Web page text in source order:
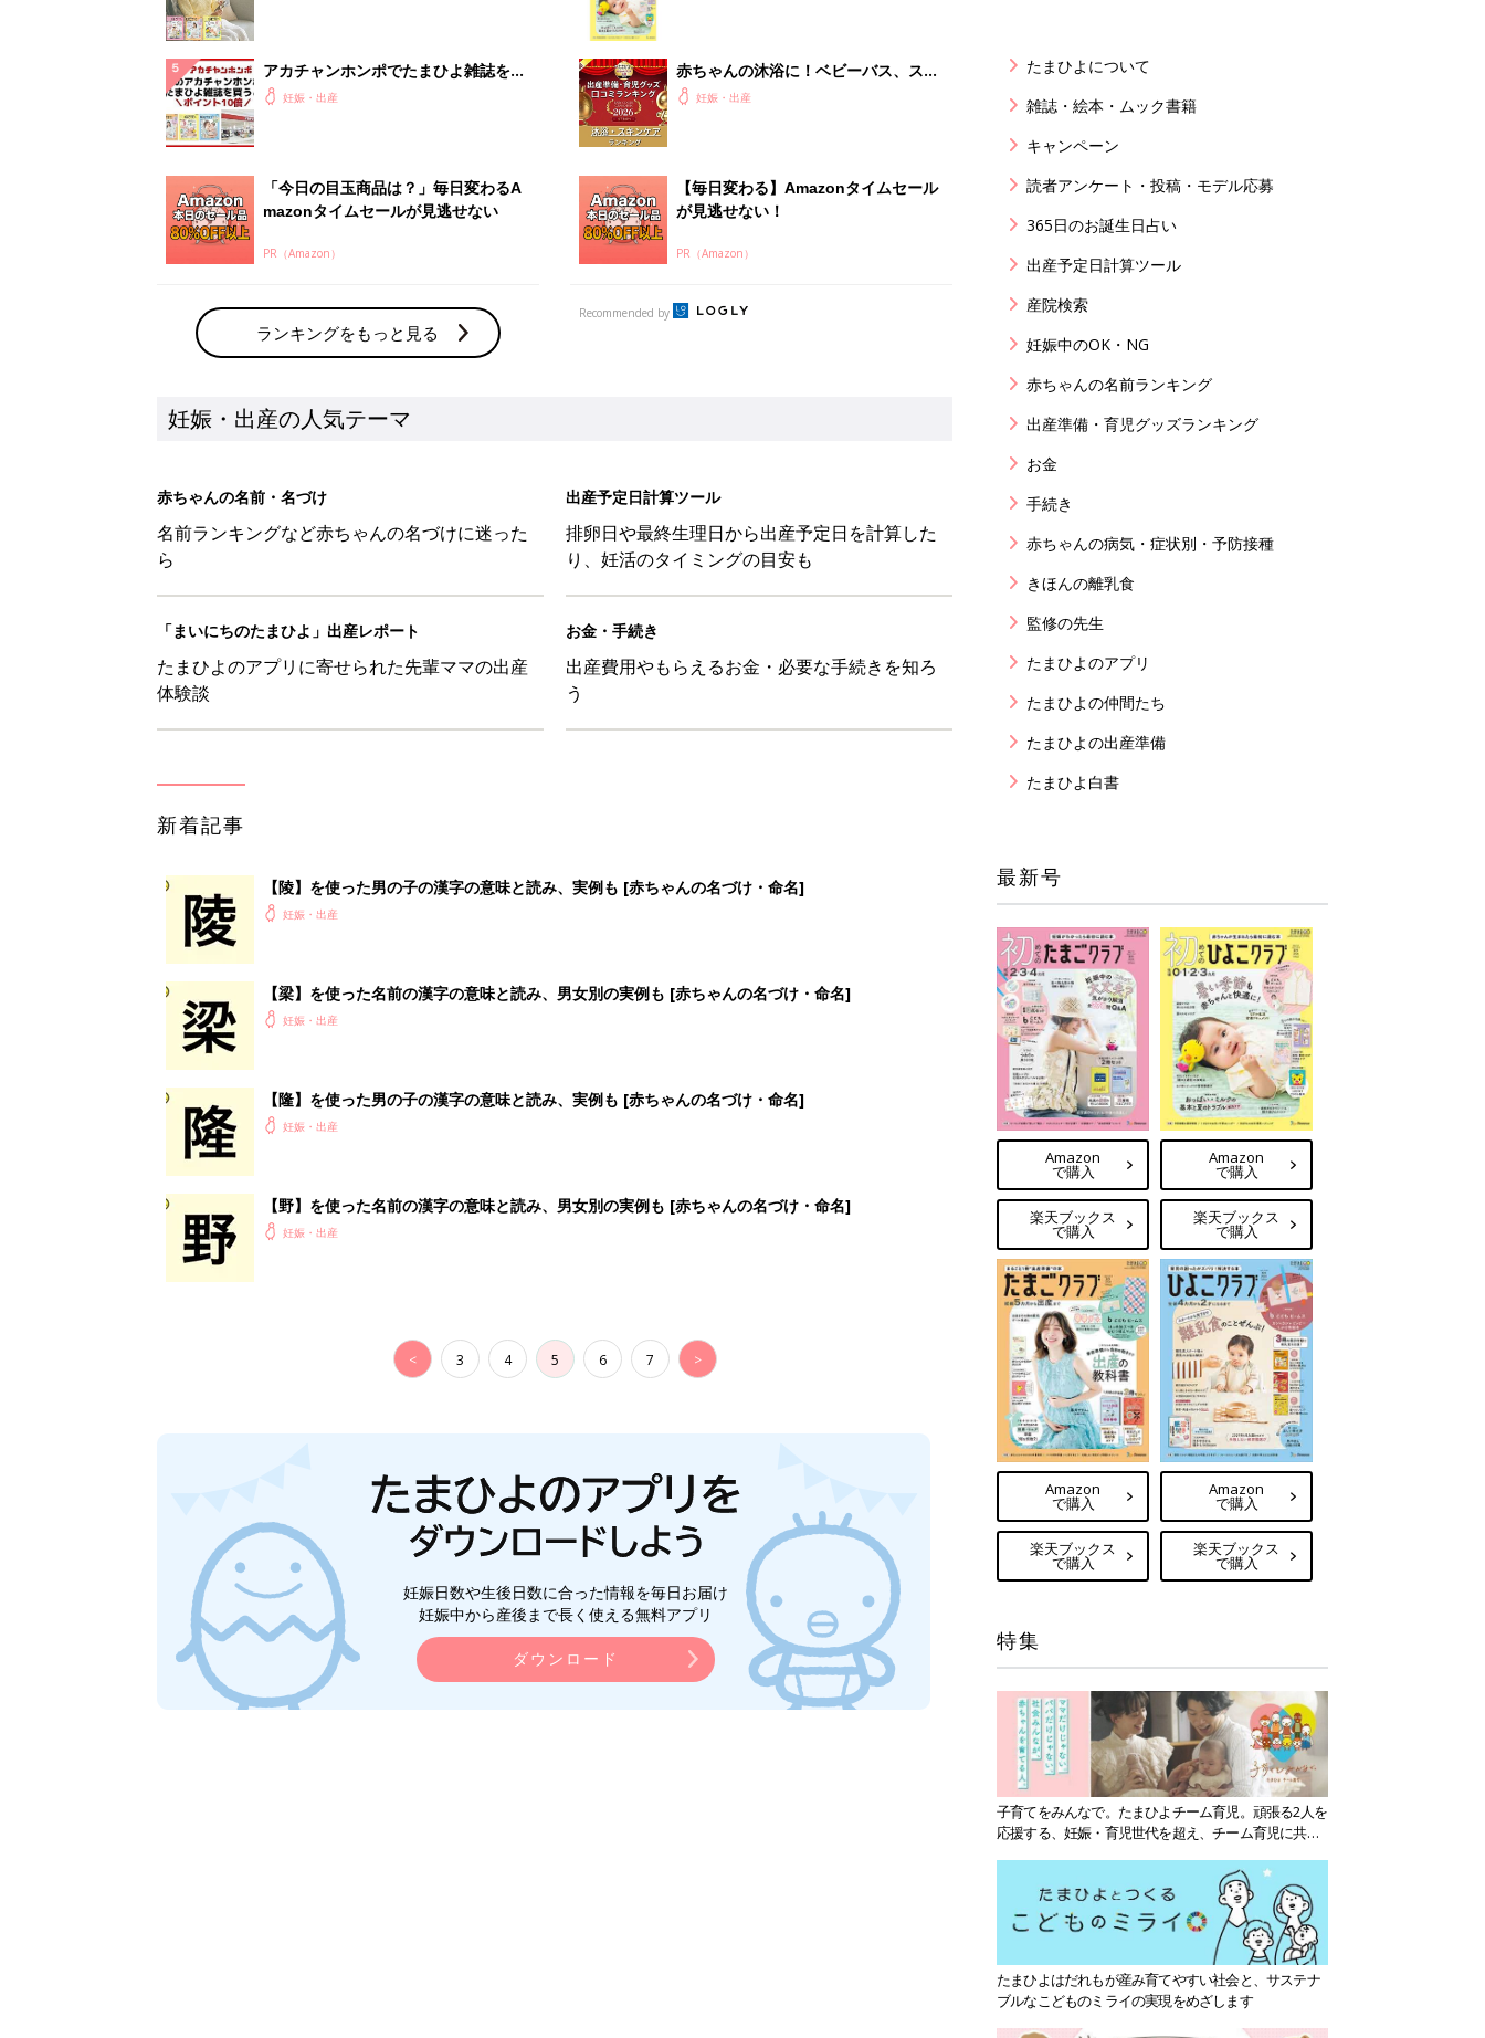
アカチャンホンポでたまひよ雑誌を買
うとポイント10倍【期間限定】
妊娠・出産
「今日の目玉商品は？」毎日変わるA
mazonタイムセールが見逃せない
PR（Amazon）
ランキングをもっと見る
赤ちゃんの沐浴に！ベビーバス、スキ
ンケアグッズ口コミ人気ランキング
妊娠・出産
【毎日変わる】Amazonタイムセール
が見逃せない！
PR（Amazon）
Recommended by
妊娠・出産の人気テーマ
赤ちゃんの名前・名づけ
名前ランキングなど赤ちゃんの名づけに迷った
ら
出産予定日計算ツール
排卵日や最終生理日から出産予定日を計算した
り、妊活のタイミングの目安も
「まいにちのたまひよ」出産レポート
たまひよのアプリに寄せられた先輩ママの出産
体験談
お金・手続き
出産費用やもらえるお金・必要な手続きを知ろ
う
新着記事
【陵】を使った男の子の漢字の意味と読み、実例も [赤ちゃんの名づけ・命名]
妊娠・出産
【梁】を使った名前の漢字の意味と読み、男女別の実例も [赤ちゃんの名づけ・命名]
妊娠・出産
【隆】を使った男の子の漢字の意味と読み、実例も [赤ちゃんの名づけ・命名]
妊娠・出産
【野】を使った名前の漢字の意味と読み、男女別の実例も [赤ちゃんの名づけ・命名]
妊娠・出産
< 3 4 5 6 7 >
妊娠日数や生後日数に合った情報を毎日お届け
妊娠中から産後まで長く使える無料アプリ
ダウンロード
たまひよについて
雑誌・絵本・ムック書籍
キャンペーン
読者アンケート・投稿・モデル応募
365日のお誕生日占い
出産予定日計算ツール
産院検索
妊娠中のOK・NG
赤ちゃんの名前ランキング
出産準備・育児グッズランキング
お金
手続き
赤ちゃんの病気・症状別・予防接種
きほんの離乳食
監修の先生
たまひよのアプリ
たまひよの仲間たち
たまひよの出産準備
たまひよ白書
最新号
Amazon
で購入
楽天ブックス
で購入
Amazon
で購入
楽天ブックス
で購入
Amazon
で購入
楽天ブックス
で購入
Amazon
で購入
楽天ブックス
で購入
特集
子育てをみんなで。たまひよチーム育児。頑張る2人を
応援する、妊娠・育児世代を超え、チーム育児に共感
たまひよはだれもが産み育てやすい社会と、サステナ
ブルなこどものミライの実現をめざします